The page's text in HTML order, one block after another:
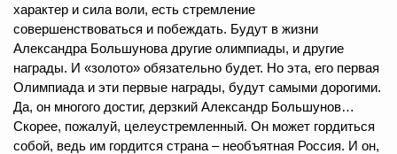
характер и сила воли, есть стремление
совершенствоваться и побеждать. Будут в жизни
Александра Большунова другие олимпиады, и другие
награды. И «золото» обязательно будет. Но эта, его первая
Олимпиада и эти первые награды, будут самыми дорогими.
Да, он многого достиг, дерзкий Александр Большунов…
Скорее, пожалуй, целеустремленный. Он может гордиться
собой, ведь им гордится страна – необъятная Россия. И он,